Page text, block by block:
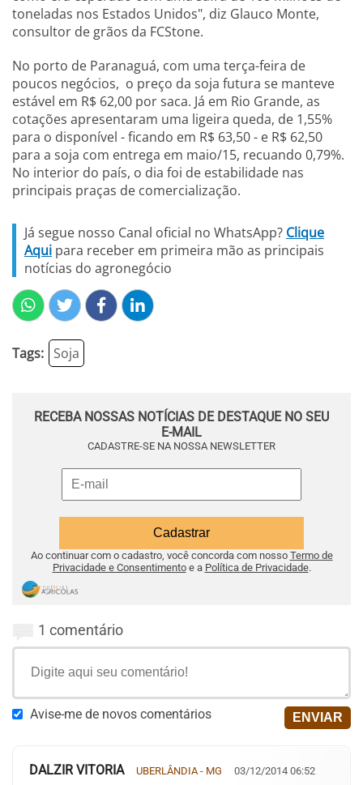
toneladas nos Estados Unidos", diz Glauco Monte,
consultor de grãos da FCStone.
No porto de Paranaguá, com uma terça-feira de
poucos negócios, o preço da soja futura se manteve
estável em R$ 62,00 por saca. Já em Rio Grande, as
cotações apresentaram uma ligeira queda, de 1,55%
para o disponível - ficando em R$ 63,50 - e R$ 62,50
para a soja com entrega em maio/15, recuando 0,79%.
No interior do país, o dia foi de estabilidade nas
principais praças de comercialização.
Já segue nosso Canal oficial no WhatsApp? Clique
Aqui para receber em primeira mão as principais
notícias do agronegócio
Tags: Soja
RECEBA NOSSAS NOTÍCIAS DE DESTAQUE NO SEU
E-MAIL
CADASTRE-SE NA NOSSA NEWSLETTER
Ao continuar com o cadastro, você concorda com nosso Termo de
Privacidade e Consentimentoe a Política de Privacidade.
1 comentário
Avise-me de novos comentários
DALZIR VITORIA UBERLÂNDIA - MG 03/12/2014 06:52